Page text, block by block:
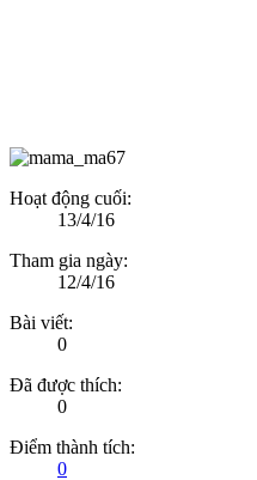
Hoạt động cuối:
13/4/16
Tham gia ngày:
12/4/16
Bài viết:
0
Đã được thích:
0
Điểm thành tích:
0